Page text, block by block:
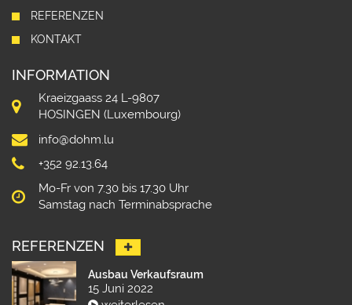
REFERENZEN
KONTAKT
INFORMATION
Kraeizgaass 24 L-9807
HOSINGEN (Luxembourg)
info@dohm.lu
+352 92.13.64
Mo-Fr von 7.30 bis 17.30 Uhr
Samstag nach Terminabsprache
REFERENZEN
Ausbau Verkaufsraum
15 Juni 2022